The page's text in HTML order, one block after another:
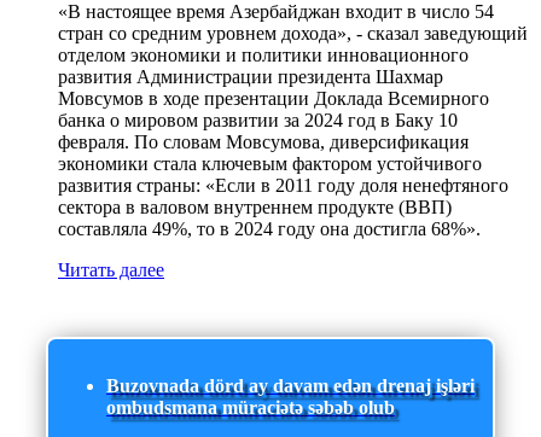
«В настоящее время Азербайджан входит в число 54
стран со средним уровнем дохода», - сказал заведующий
отделом экономики и политики инновационного
развития Администрации президента Шахмар
Мовсумов в ходе презентации Доклада Всемирного
банка о мировом развитии за 2024 год в Баку 10
февраля. По словам Мовсумова, диверсификация
экономики стала ключевым фактором устойчивого
развития страны: «Если в 2011 году доля ненефтяного
сектора в валовом внутреннем продукте (ВВП)
составляла 49%, то в 2024 году она достигла 68%».
Читать далее
Buzovnada dörd ay davam edən drenaj işləri
ombudsmana müraciətə səbəb olub